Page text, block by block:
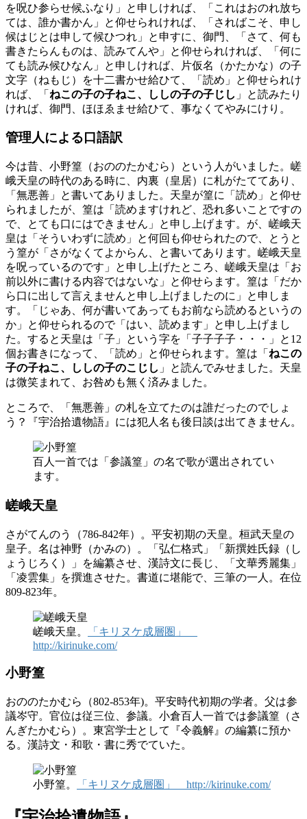
を呪ひ参らせ候ふなり」と申しければ、「これはおのれ放ち
ては、誰か書かん」と仰せられければ、「さればこそ、申し
候はじとは申して候ひつれ」と申すに、御門、「さて、何も
書きたらんものは、読みてんや」と仰せられければ、「何に
ても読み候ひなん」と申しければ、片仮名（かたかな）の子
文字（ねもじ）を十二書かせ給ひて、「読め」と仰せられけ
れば、「 ねこの子の子ねこ、ししの子の子じし 」と読みたり
ければ、御門、ほほゑませ給ひて、事なくてやみにけり。
管理人による口語訳
今は昔、小野篁（おののたかむら）という人がいました。嵯
峨天皇の時代のある時に、内裏（皇居）に札がたててあり、
「無悪善」と書いてありました。天皇が篁に「読め」と仰せ
られましたが、篁は「読めますけれど、恐れ多いことですの
で、とても口にはできません」と申し上げます。が、嵯峨天
皇は「そういわずに読め」と何回も仰せられたので、とうと
う篁が「さがなくてよからん、と書いてあります。嵯峨天皇
を呪っているのです」と申し上げたところ、嵯峨天皇は「お
前以外に書ける内容ではないな」と仰せらます。篁は「だか
ら口に出して言えませんと申し上げましたのに」と申しま
す。「じゃあ、何が書いてあってもお前なら読めるというの
か」と仰せられるので「はい、読めます」と申し上げまし
た。すると天皇は「子」という字を「子子子子・・・」と12
個お書きになって、「読め」と仰せられます。篁は「 ねこの
子の子ねこ、ししの子のこじし 」と読んでみせました。天皇
は微笑まれて、お咎めも無く済みました。
ところで、「無悪善」の札を立てたのは誰だったのでしょ
う？『宇治拾遺物語』には犯人名も後日談は出てきません。
百人一首では「参議篁」の名で歌が選出されてい
ます。
嵯峨天皇
さがてんのう（786-842年）。平安初期の天皇。桓武天皇の
皇子。名は神野（かみの）。「弘仁格式」「新撰姓氏録（し
ょうじろく）」を編纂させ、漢詩文に長じ、「文華秀麗集」
「凌雲集」を撰進させた。書道に堪能で、三筆の一人。在位
809-823年。
嵯峨天皇。
「キリヌケ成層圏」
http://kirinuke.com/
小野篁
おののたかむら（802-853年)。平安時代初期の学者。父は参
議岑守。官位は従三位、参議。小倉百人一首では参議篁（さ
んぎたかむら）。東宮学士として『令義解』の編纂に預か
る。漢詩文・和歌・書に秀でていた。
小野篁。 「キリヌケ成層圏」 http://kirinuke.com/